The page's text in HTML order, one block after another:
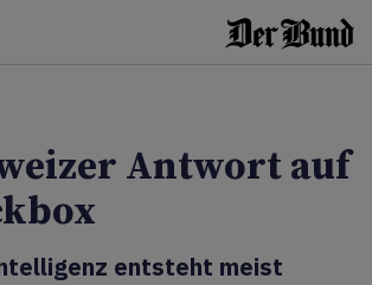
Antwort auf
entsteht meist